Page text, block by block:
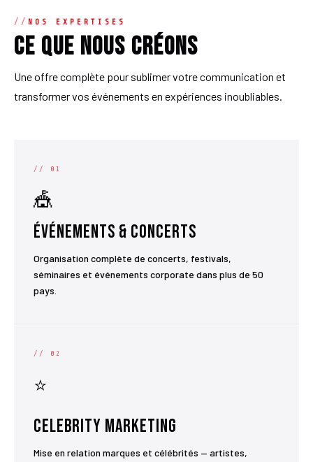
NOS EXPERTISES
Ce que nous créons
Une offre complète pour sublimer votre communication et
transformer vos événements en expériences inoubliables.
// 01
🎪
Événements & Concerts
Organisation complète de concerts, festivals,
séminaires et événements corporate dans plus de 50
pays.
// 02
⭐
Celebrity Marketing
Mise en relation marques et célébrités — artistes,